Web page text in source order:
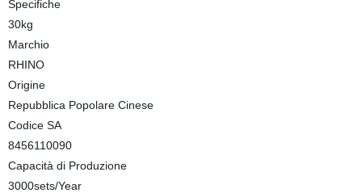
Specifiche
30kg
Marchio
RHINO
Origine
Repubblica Popolare Cinese
Codice SA
8456110090
Capacità di Produzione
3000sets/Year